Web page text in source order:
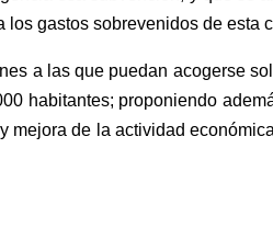
gastos sobrevenidos de esta
a las que puedan acogerse
habitantes; proponiendo
de la actividad